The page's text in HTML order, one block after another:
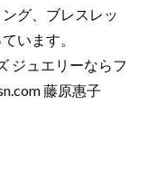
グ、ブレスレッ
います。
ジュエリーならフ
藤原惠子